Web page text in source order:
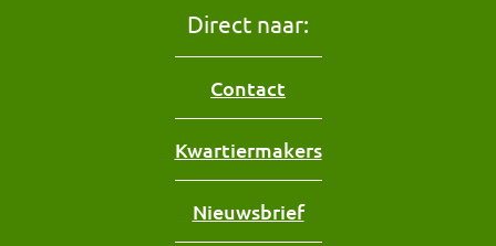
Direct naar:
Contact
Kwartiermakers
Nieuwsbrief